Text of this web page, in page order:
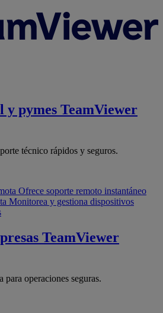
y pymes TeamViewer
técnico rápidos y seguros.
Ofrece soporte remoto instantáneo
Monitorea y gestiona dispositivos
TeamViewer
para operaciones seguras.